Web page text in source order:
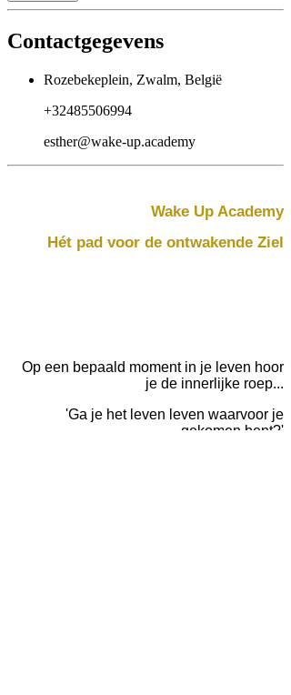
Contactgegevens
Rozebekeplein, Zwalm, België
+32485506994
esther@wake-up.academy
Wake Up Academy
Hét pad voor de ontwakende Ziel
Op een bepaald moment in je leven hoor
je de innerlijke roep...
'Ga je het leven leven waarvoor je
gekomen bent?'